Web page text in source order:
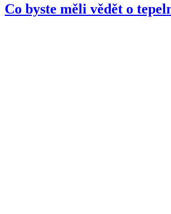
Co byste měli vědět o